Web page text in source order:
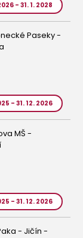
- 31. 1. 2028
Paseky -
- 31. 12. 2026
MŠ -
- 31. 12. 2026
- Jičín -